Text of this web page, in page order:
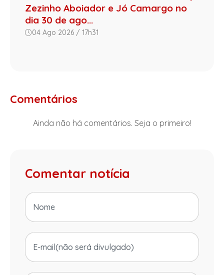
Zezinho Aboiador e Jó Camargo no
dia 30 de ago...
04 Ago 2026 / 17h31
Comentários
Ainda não há comentários. Seja o primeiro!
Comentar notícia